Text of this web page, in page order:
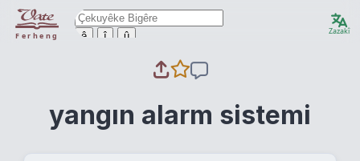
Ferheng ê î û Zazakî
yangın alarm sistemi